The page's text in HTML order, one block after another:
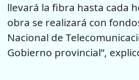
llevará la fibra hasta cada
obra se realizará con
Nacional de
Gobierno provincial”,